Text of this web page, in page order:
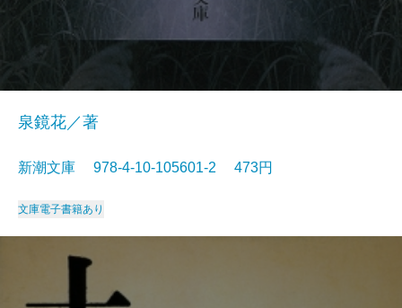
泉鏡花／著
新潮文庫 978-4-10-105601-2 473円
文庫電子書籍あり